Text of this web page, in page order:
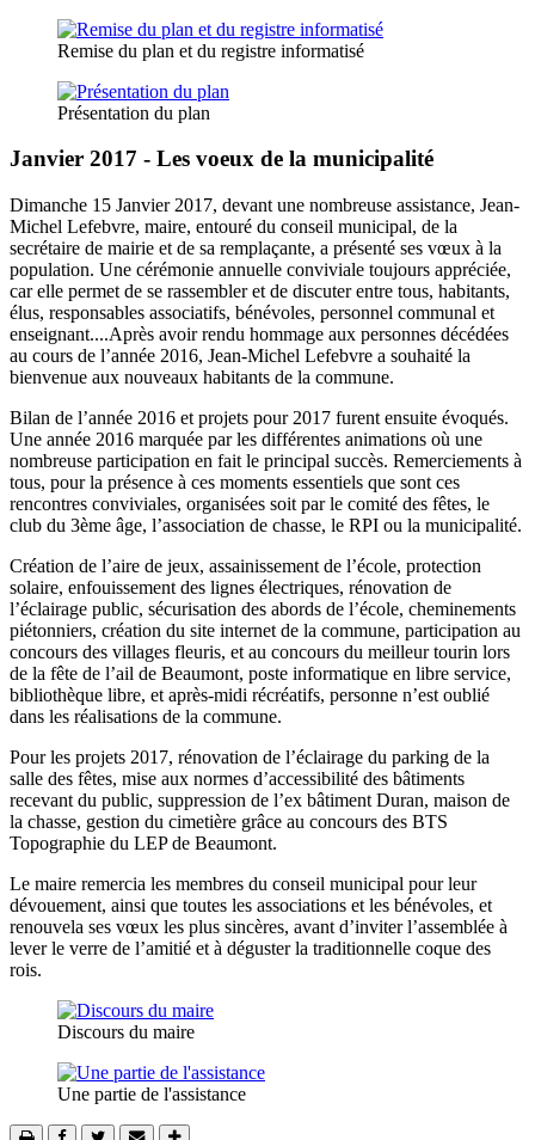
Remise du plan et du registre informatisé
Présentation du plan
Janvier 2017 - Les voeux de la municipalité
Dimanche 15 Janvier 2017, devant une nombreuse assistance, Jean-
Michel Lefebvre, maire, entouré du conseil municipal, de la
secrétaire de mairie et de sa remplaçante, a présenté ses vœux à la
population. Une cérémonie annuelle conviviale toujours appréciée,
car elle permet de se rassembler et de discuter entre tous, habitants,
élus, responsables associatifs, bénévoles, personnel communal et
enseignant....Après avoir rendu hommage aux personnes décédées
au cours de l’année 2016, Jean-Michel Lefebvre a souhaité la
bienvenue aux nouveaux habitants de la commune.
Bilan de l’année 2016 et projets pour 2017 furent ensuite évoqués.
Une année 2016 marquée par les différentes animations où une
nombreuse participation en fait le principal succès. Remerciements à
tous, pour la présence à ces moments essentiels que sont ces
rencontres conviviales, organisées soit par le comité des fêtes, le
club du 3ème âge, l’association de chasse, le RPI ou la municipalité.
Création de l’aire de jeux, assainissement de l’école, protection
solaire, enfouissement des lignes électriques, rénovation de
l’éclairage public, sécurisation des abords de l’école, cheminements
piétonniers, création du site internet de la commune, participation au
concours des villages fleuris, et au concours du meilleur tourin lors
de la fête de l’ail de Beaumont, poste informatique en libre service,
bibliothèque libre, et après-midi récréatifs, personne n’est oublié
dans les réalisations de la commune.
Pour les projets 2017, rénovation de l’éclairage du parking de la
salle des fêtes, mise aux normes d’accessibilité des bâtiments
recevant du public, suppression de l’ex bâtiment Duran, maison de
la chasse, gestion du cimetière grâce au concours des BTS
Topographie du LEP de Beaumont.
Le maire remercia les membres du conseil municipal pour leur
dévouement, ainsi que toutes les associations et les bénévoles, et
renouvela ses vœux les plus sincères, avant d’inviter l’assemblée à
lever le verre de l’amitié et à déguster la traditionnelle coque des
rois.
Discours du maire
Une partie de l'assistance